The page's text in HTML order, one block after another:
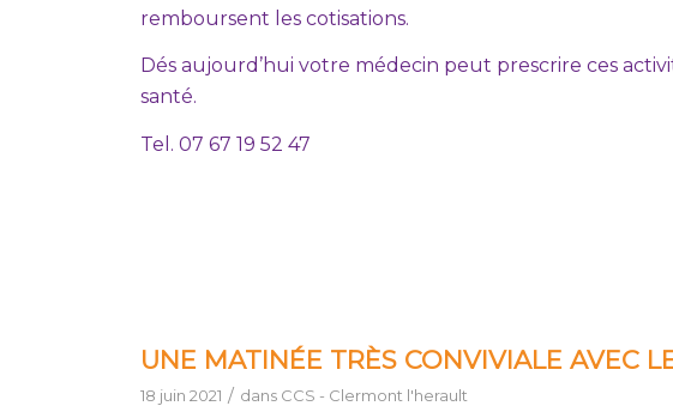
remboursent les cotisations.
Dés aujourd’hui votre médecin peut prescrire ces
santé.
Tel. 07 67 19 52 47
UNE MATINÉE TRÈS CONVIVIALE AVEC
18 juin 2021 / dans CCS - Clermont l'herault